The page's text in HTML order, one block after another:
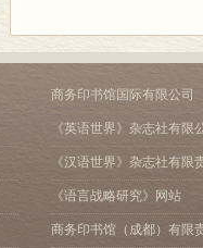
商务印书馆国际有限公司
《英语世界》杂志社有限
《汉语世界》杂志社有限
《语言战略研究》网站
商务印书馆（成都）有限